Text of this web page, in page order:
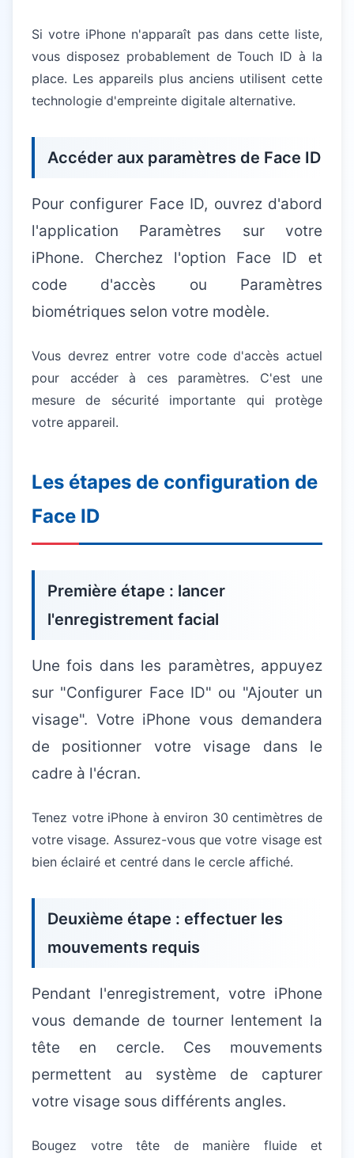
Si votre iPhone n'apparaît pas dans cette liste,
vous disposez probablement de Touch ID à la
place. Les appareils plus anciens utilisent cette
technologie d'empreinte digitale alternative.
Accéder aux paramètres de Face ID
Pour configurer Face ID, ouvrez d'abord
l'application Paramètres sur votre
iPhone. Cherchez l'option Face ID et
code d'accès ou Paramètres
biométriques selon votre modèle.
Vous devrez entrer votre code d'accès actuel
pour accéder à ces paramètres. C'est une
mesure de sécurité importante qui protège
votre appareil.
Les étapes de configuration de
Face ID
Première étape : lancer
l'enregistrement facial
Une fois dans les paramètres, appuyez
sur "Configurer Face ID" ou "Ajouter un
visage". Votre iPhone vous demandera
de positionner votre visage dans le
cadre à l'écran.
Tenez votre iPhone à environ 30 centimètres de
votre visage. Assurez-vous que votre visage est
bien éclairé et centré dans le cercle affiché.
Deuxième étape : effectuer les
mouvements requis
Pendant l'enregistrement, votre iPhone
vous demande de tourner lentement la
tête en cercle. Ces mouvements
permettent au système de capturer
votre visage sous différents angles.
Bougez votre tête de manière fluide et